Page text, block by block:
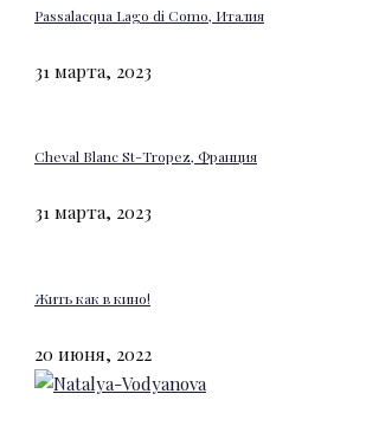
Passalacqua Lago di Como, Италия
31 марта, 2023
Cheval Blanc St-Tropez, Франция
31 марта, 2023
Жить как в кино!
20 июня, 2022